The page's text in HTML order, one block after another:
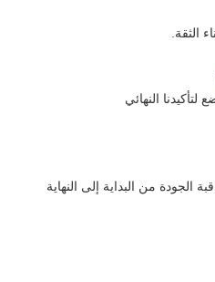
الثقة.
الجودة من البداية إلى النهاية